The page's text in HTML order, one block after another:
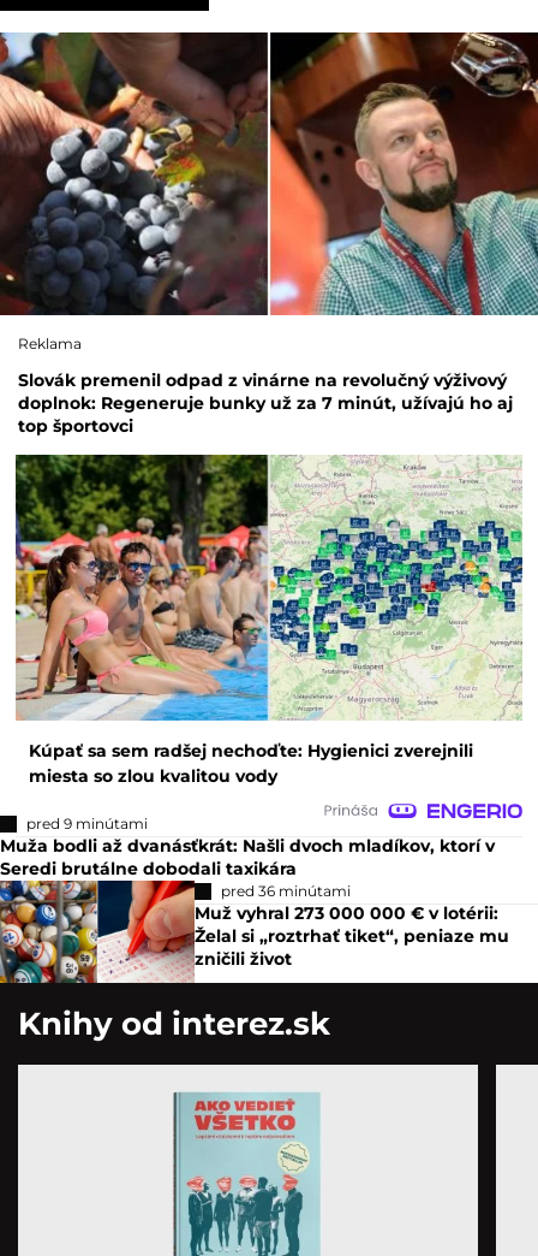
Reklama
Slovák premenil odpad z vinárne na revolučný výživový
doplnok: Regeneruje bunky už za 7 minút, užívajú ho aj
top športovci
Kúpať sa sem radšej nechoďte: Hygienici zverejnili
miesta so zlou kvalitou vody
pred 9 minútami
Muža bodli až dvanásťkrát: Našli dvoch mladíkov, ktorí v
Seredi brutálne dobodali taxikára
pred 36 minútami
Muž vyhral 273 000 000 € v lotérii:
Želal si „roztrhať tiket“, peniaze mu
zničili život
Knihy od interez.sk